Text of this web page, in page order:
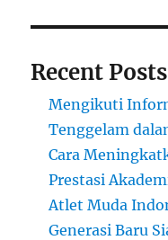
Recent Posts
Mengikuti
Tenggelam
Cara
Prestasi
Atlet Muda
Generasi Baru